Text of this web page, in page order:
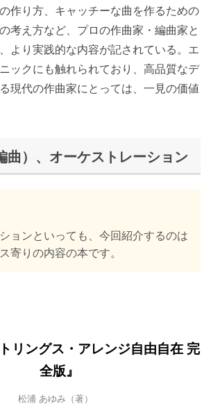
作り方、キャッチーな曲を作るための
考え方など、プロの作曲家・編曲家と
より実践的な内容が記されている。エ
ックにも触れられており、高品質なデ
現代の作曲家にとっては、一見の価値
曲）、オーケストレーション
ョンといっても、今回紹介するのは
寄りの内容の本です。
リングス・アレンジ自由自在 完
全版』
松浦 あゆみ（著）